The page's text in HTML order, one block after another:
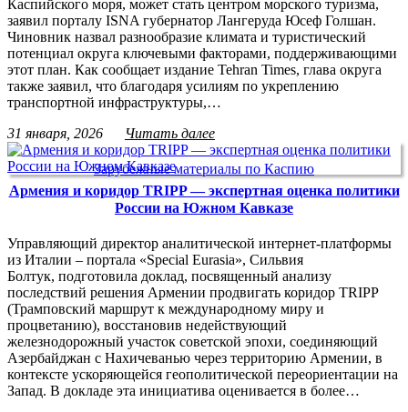
Каспийского моря, может стать центром морского туризма,
заявил порталу ISNA губернатор Лангеруда Юсеф Голшан.
Чиновник назвал разнообразие климата и туристический
потенциал округа ключевыми факторами, поддерживающими
этот план. Как сообщает издание Tehran Times, глава округа
также заявил, что благодаря усилиям по укреплению
транспортной инфраструктуры,…
31 января, 2026
Читать далее
Зарубежные материалы по Каспию
Армения и коридор TRIPP — экспертная оценка политики
России на Южном Кавказе
Управляющий директор аналитической интернет-платформы
из Италии – портала «Special Eurasia», Сильвия
Болтук, подготовила доклад, посвященный анализу
последствий решения Армении продвигать коридор TRIPP
(Трамповский маршрут к международному миру и
процветанию), восстановив недействующий
железнодорожный участок советской эпохи, соединяющий
Азербайджан с Нахичеванью через территорию Армении, в
контексте ускоряющейся геополитической переориентации на
Запад. В докладе эта инициатива оценивается в более…